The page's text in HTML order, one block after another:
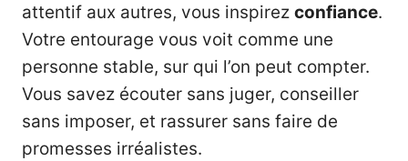
attentif aux autres, vous inspirez confiance.
Votre entourage vous voit comme une
personne stable, sur qui l’on peut compter.
Vous savez écouter sans juger, conseiller
sans imposer, et rassurer sans faire de
promesses irréalistes.